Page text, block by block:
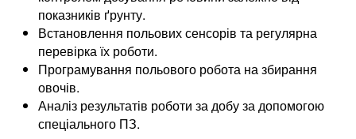
показників ґрунту.
Встановлення польових сенсорів та регулярна
перевірка їх роботи.
Програмування польового робота на збирання
овочів.
Аналіз результатів роботи за добу за допомогою
спеціального ПЗ.